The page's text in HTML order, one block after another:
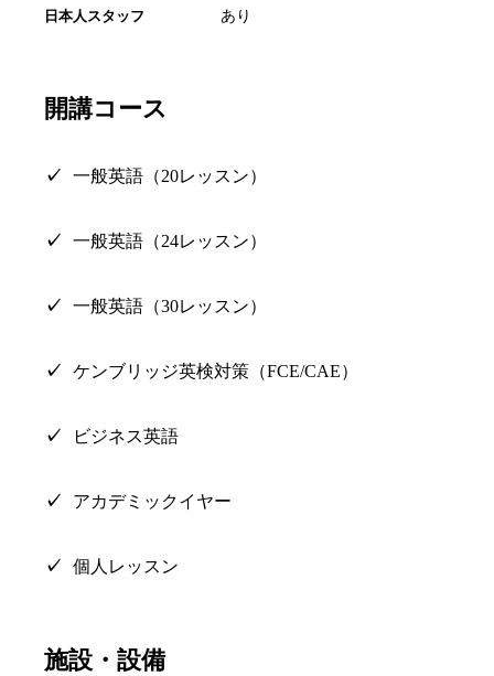
日本人スタッフ あり
開講コース
一般英語（20レッスン）
一般英語（24レッスン）
一般英語（30レッスン）
ケンブリッジ英検対策（FCE/CAE）
ビジネス英語
アカデミックイヤー
個人レッスン
施設・設備